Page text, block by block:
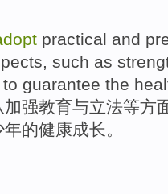
practical and
, such as
to guarantee the
加强教育与立法等方
年的健康成长。